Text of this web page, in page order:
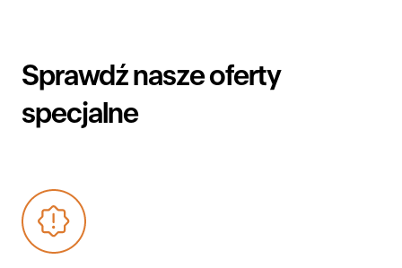
Sprawdź nasze oferty
specjalne